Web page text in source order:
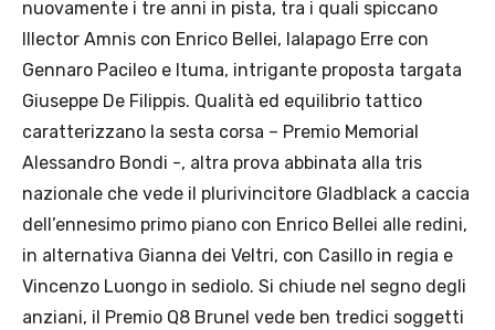
nuovamente i tre anni in pista, tra i quali spiccano
Illector Amnis con Enrico Bellei, Ialapago Erre con
Gennaro Pacileo e Ituma, intrigante proposta targata
Giuseppe De Filippis. Qualità ed equilibrio tattico
caratterizzano la sesta corsa – Premio Memorial
Alessandro Bondi -, altra prova abbinata alla tris
nazionale che vede il plurivincitore Gladblack a caccia
dell’ennesimo primo piano con Enrico Bellei alle redini,
in alternativa Gianna dei Veltri, con Casillo in regia e
Vincenzo Luongo in sediolo. Si chiude nel segno degli
anziani, il Premio Q8 Brunel vede ben tredici soggetti